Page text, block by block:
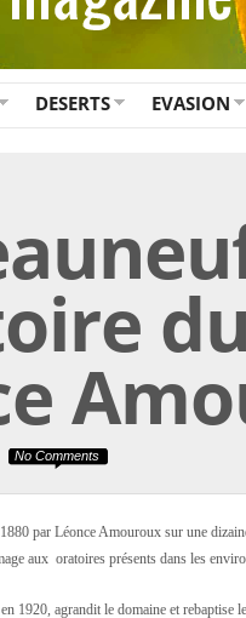
DESERTS EVASION
No Comments
par Léonce Amouroux sur une
aux oratoires présents dans les
1920, agrandit le domaine et rebaptise